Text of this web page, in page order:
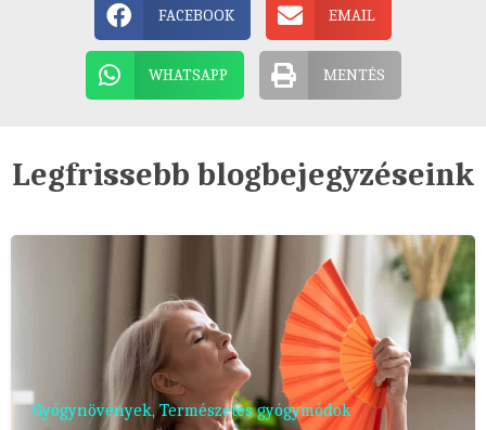
FACEBOOK EMAIL
WHATSAPP MENTÉS
Legfrissebb blogbejegyzéseink
Gyógynövények,Természetes gyógymódok